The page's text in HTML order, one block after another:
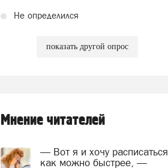
Не определился
показать другой опрос
Мнение читателей
— Вот я и хочу расписаться
как можно быстрее, —